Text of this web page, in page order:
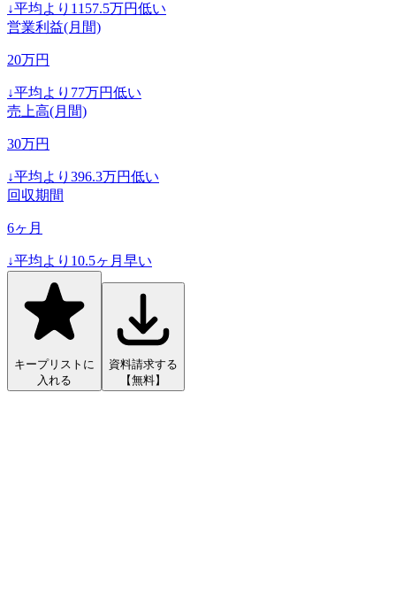
↓平均より 1157.5万円低い
営業利益(月間)
20万円
↓平均より 77万円低い
売上高(月間)
30万円
↓平均より 396.3万円低い
回収期間
6ヶ月
↓平均より 10.5ヶ月早い
キープリストに
入れる
資料請求する
【無料】